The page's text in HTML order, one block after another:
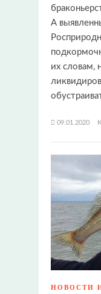
А
их словам,
09.01.2020
НОВОСТИ